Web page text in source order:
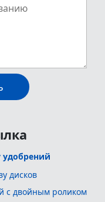
удобрений
дисков
с двойным роликом